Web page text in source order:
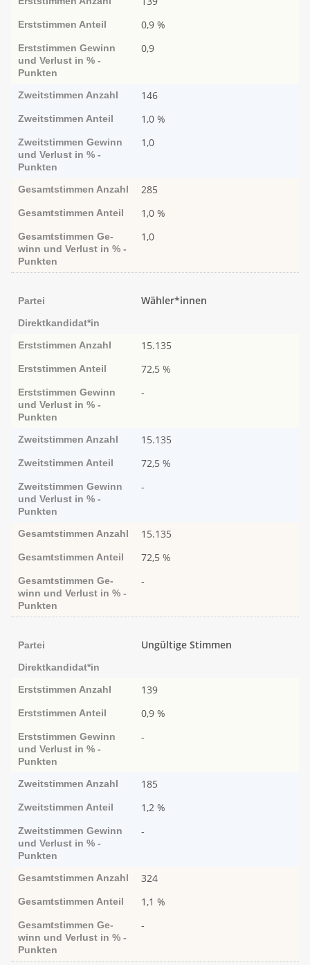
Erststimmen Anteil 0,9 %
Erststimmen Ge­­winn
und Ver­­lust in % -
Punk­ten
0,9
Zweitstimmen Anzahl 146
Zweitstimmen Anteil 1,0 %
Zweitstimmen Ge­­winn
und Ver­­lust in % -
Punk­ten
1,0
Gesamtstimmen Anzahl 285
Gesamtstimmen Anteil 1,0 %
Gesamtstimmen Ge­­
winn und Ver­­lust in % -
Punk­ten
1,0
Partei Wähler*innen
Direktkandidat*in
Erststimmen Anzahl 15.135
Erststimmen Anteil 72,5 %
Erststimmen Ge­­winn
und Ver­­lust in % -
Punk­ten
-
Zweitstimmen Anzahl 15.135
Zweitstimmen Anteil 72,5 %
Zweitstimmen Ge­­winn
und Ver­­lust in % -
Punk­ten
-
Gesamtstimmen Anzahl 15.135
Gesamtstimmen Anteil 72,5 %
Gesamtstimmen Ge­­
winn und Ver­­lust in % -
Punk­ten
-
Partei Ungültige Stimmen
Direktkandidat*in
Erststimmen Anzahl 139
Erststimmen Anteil 0,9 %
Erststimmen Ge­­winn
und Ver­­lust in % -
Punk­ten
-
Zweitstimmen Anzahl 185
Zweitstimmen Anteil 1,2 %
Zweitstimmen Ge­­winn
und Ver­­lust in % -
Punk­ten
-
Gesamtstimmen Anzahl 324
Gesamtstimmen Anteil 1,1 %
Gesamtstimmen Ge­­
winn und Ver­­lust in % -
Punk­ten
-